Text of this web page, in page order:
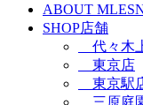
ABOUT
SHOP店舗
代々木
東京店
東京駅
三原庭